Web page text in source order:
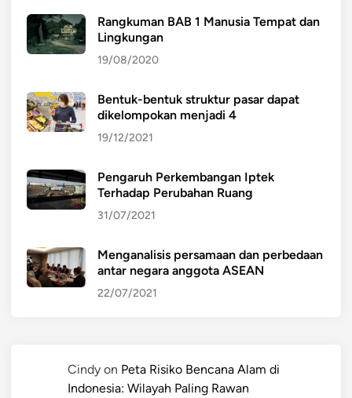
Rangkuman BAB 1 Manusia Tempat dan
Lingkungan
19/08/2020
Bentuk-bentuk struktur pasar dapat
dikelompokan menjadi 4
19/12/2021
Pengaruh Perkembangan Iptek
Terhadap Perubahan Ruang
31/07/2021
Menganalisis persamaan dan perbedaan
antar negara anggota ASEAN
22/07/2021
Cindy on Peta Risiko Bencana Alam di
Indonesia: Wilayah Paling Rawan